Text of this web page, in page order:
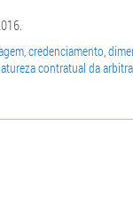
,credenciamento,
contratual da